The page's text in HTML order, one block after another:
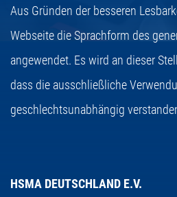
Aus Gründen der besseren
Webseite die Sprachform des
angewendet. Es wird an dieser
dass die ausschließliche
geschlechtsunabhängig
HSMA DEUTSCHLAND E.V.